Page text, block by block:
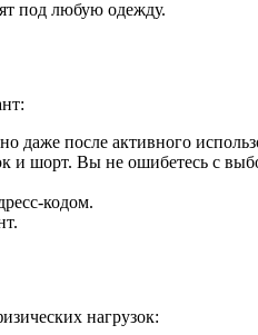
под любую одежду.
даже после активного
и шорт. Вы не ошибетесь с
кодом.
нагрузок: